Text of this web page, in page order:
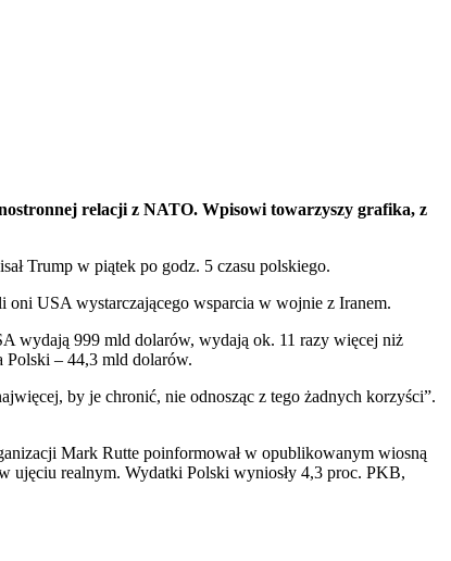
relacji z NATO. Wpisowi towarzyszy grafika, z
Trump w piątek po godz. 5 czasu polskiego.
oni USA wystarczającego wsparcia w wojnie z Iranem.
wydają 999 mld dolarów, wydają ok. 11 razy więcej niż
Polski – 44,3 mld dolarów.
by je chronić, nie odnosząc z tego żadnych korzyści”.
Mark Rutte poinformował w opublikowanym wiosną
ujęciu realnym. Wydatki Polski wyniosły 4,3 proc. PKB,